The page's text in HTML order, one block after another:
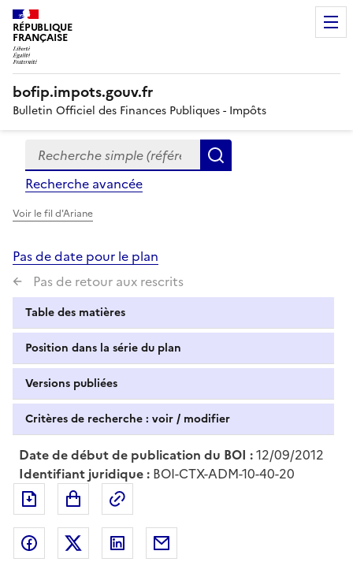
RÉPUBLIQUE
FRANÇAISE
bofip.impots.gouv.fr
Bulletin Officiel des Finances Publiques - Impôts
Formulaire
de
recherche
Recherche simple (références, mots clés, partie du
Recherche avancée
Voir le fil d'Ariane
Pas de date pour le plan
Pas de retour aux rescrits
Table des matières
Position dans la série du plan
Versions publiées
Critères de recherche : voir / modifier
Date de début de publication du BOI :12/09/2012
Identifiant juridique : BOI-CTX-ADM-10-40-20
Exporter le document au format pdf
Partager sur Facebook
Partager sur Twitter
Partager sur LinkedIn